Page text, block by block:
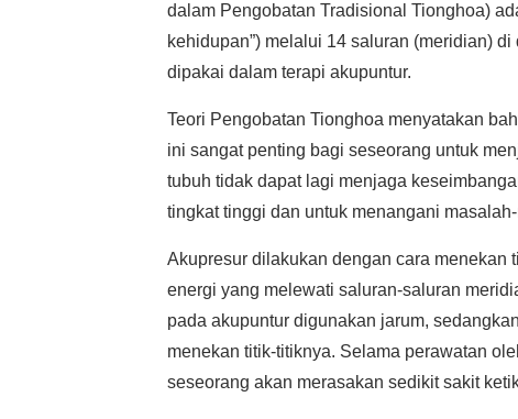
dalam Pengobatan Tradisional Tionghoa)
kehidupan”) melalui 14 saluran (meridian)
dipakai dalam terapi akupuntur.
Teori Pengobatan Tionghoa menyatakan
ini sangat penting bagi seseorang untuk
tubuh tidak dapat lagi menjaga
tingkat tinggi dan untuk menangani
Akupresur dilakukan dengan cara menekan
energi yang melewati saluran-saluran
pada akupuntur digunakan jarum,
menekan titik-titiknya. Selama perawatan
seseorang akan merasakan sedikit sakit